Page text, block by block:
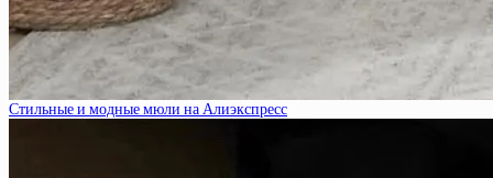
Стильные и модные мюли на Алиэкспресс